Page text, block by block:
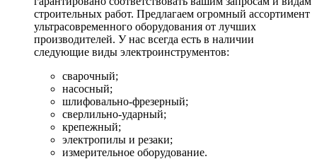
строительных работ. Предлагаем огромный ассортимент
ультрасовременного оборудования от лучших
производителей. У нас всегда есть в наличии
следующие виды электроинструментов:
сварочный;
насосный;
шлифовально-фрезерный;
сверлильно-ударный;
крепежный;
электропилы и резаки;
измерительное оборудование.